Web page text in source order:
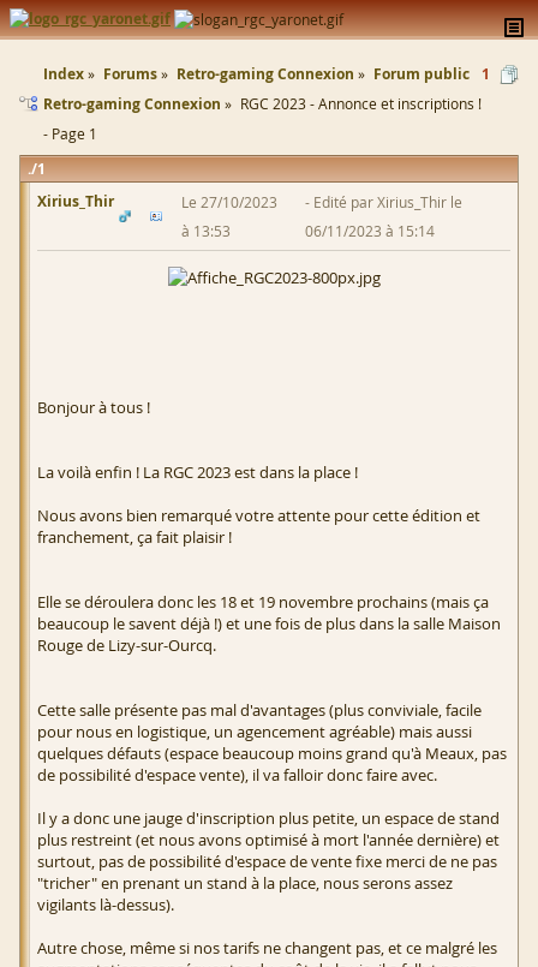
Index Forums Retro-gaming Connexion
Forum public
Retro-gaming Connexion
RGC 2023 - Annonce et inscriptions !
- Page 1
1
1
Xirius_Thir
Le 27/10/2023
à 13:53
Edité par Xirius_Thir le
06/11/2023 à 15:14
Bonjour à tous !
La voilà enfin ! La RGC 2023 est dans la place !
Nous avons bien remarqué votre attente pour cette édition et
franchement, ça fait plaisir !
Elle se déroulera donc les 18 et 19 novembre prochains (mais ça
beaucoup le savent déjà !) et une fois de plus dans la salle Maison
Rouge de Lizy-sur-Ourcq.
Cette salle présente pas mal d'avantages (plus conviviale, facile
pour nous en logistique, un agencement agréable) mais aussi
quelques défauts (espace beaucoup moins grand qu'à Meaux, pas
de possibilité d'espace vente), il va falloir donc faire avec.
Il y a donc une jauge d'inscription plus petite, un espace de stand
plus restreint (et nous avons optimisé à mort l'année dernière) et
surtout, pas de possibilité d'espace de vente fixe merci de ne pas
"tricher" en prenant un stand à la place, nous serons assez
vigilants là-dessus).
Autre chose, même si nos tarifs ne changent pas, et ce malgré les